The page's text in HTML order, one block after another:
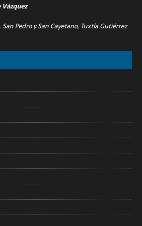
Vázquez
San Pedro y San Cayetano, Tuxtla Gutiérrez